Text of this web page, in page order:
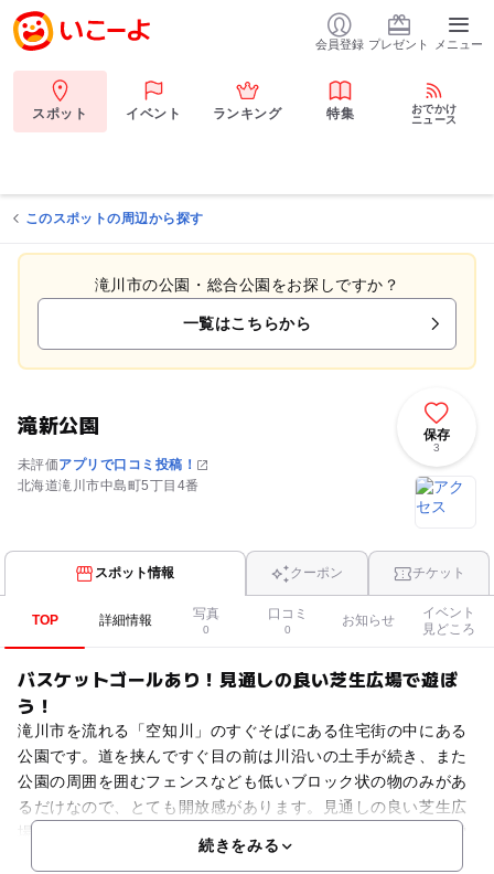
会員登録 プレゼント メニュー
スポット イベント ランキング 特集
おでかけ
ニュース
このスポットの周辺から探す
滝川市の公園・総合公園をお探しですか？
一覧はこちらから
滝新公園
未評価アプリで口コミ投稿！
北海道滝川市中島町5丁目4番
保存
3
スポット情報 クーポン チケット
TOP 詳細情報 写真
0
口コミ
0
お知らせ
イベント
見どころ
バスケットゴールあり！見通しの良い芝生広場で遊ぼ
う！
滝川市を流れる「空知川」のすぐそばにある住宅街の中にある
公園です。道を挟んですぐ目の前は川沿いの土手が続き、また
公園の周囲を囲むフェンスなども低いブロック状の物のみがあ
るだけなので、とても開放感があります。見通しの良い芝生広
場があり、鬼ごっこなどにも最適。冬のシーズンにはここで雪
続きをみる